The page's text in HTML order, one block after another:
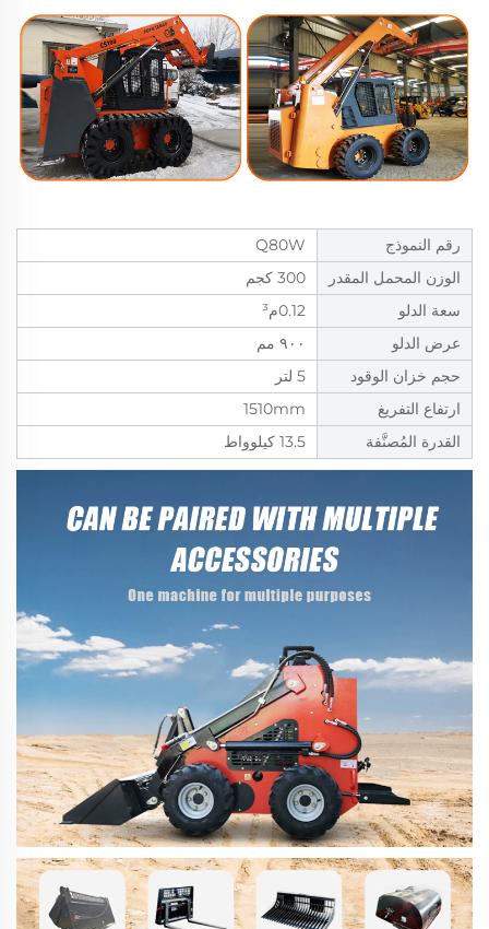
رقم النموذج
Q80W
الوزن المحمل المقدر
300 كجم
سعة الدلو
0.12م³
عرض الدلو
٩٠٠ مم
حجم خزان الوقود
5 لتر
ارتفاع التفريغ
1510mm
القدرة المُصنَّفة
13.5 كيلوواط